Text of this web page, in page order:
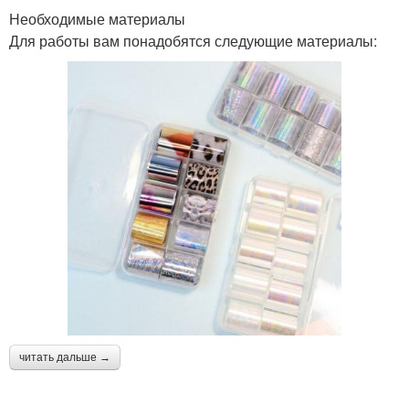
Необходимые материалы
Для работы вам понадобятся следующие материалы:
читать дальше →